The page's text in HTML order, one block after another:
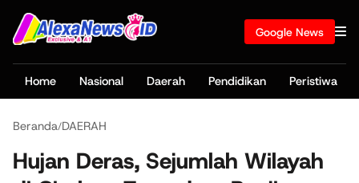
Google News
Home Nasional Daerah Pendidikan Peristiwa
Beranda/DAERAH
Hujan Deras, Sejumlah Wilayah